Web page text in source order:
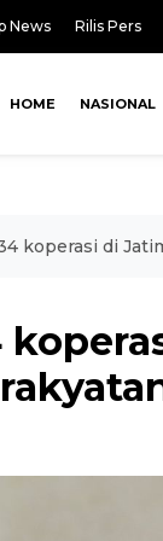
News Rilis Pers
HOME NASIONAL
koperasi di